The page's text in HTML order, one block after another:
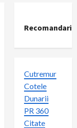
Recomandari
Cutremur
Cotele
Dunarii
PR 360
Citate